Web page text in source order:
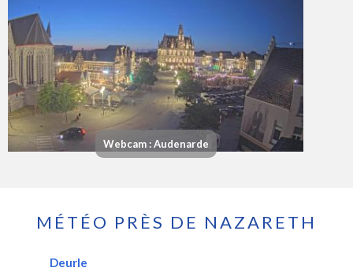
Webcam : Audenarde
MÉTÉO PRÈS DE NAZARETH
Deurle